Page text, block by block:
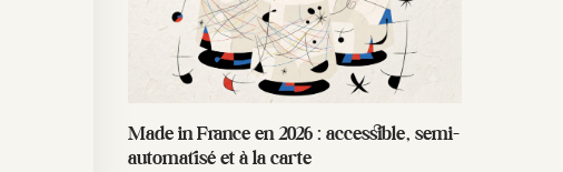
Made in France en 2026 : accessible, semi-
automatisé et à la carte